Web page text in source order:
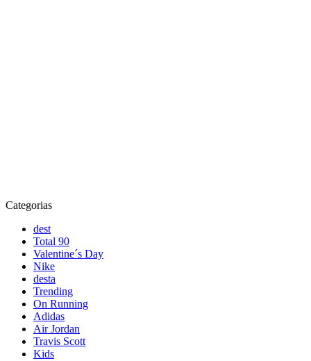
Categorias
dest
Total 90
Valentine´s Day
Nike
desta
Trending
On Running
Adidas
Air Jordan
Travis Scott
Kids